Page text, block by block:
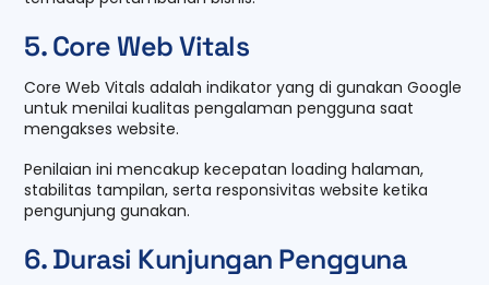
5. Core Web Vitals
Core Web Vitals adalah indikator yang di gunakan Google
untuk menilai kualitas pengalaman pengguna saat
mengakses website.
Penilaian ini mencakup kecepatan loading halaman,
stabilitas tampilan, serta responsivitas website ketika
pengunjung gunakan.
6. Durasi Kunjungan Pengguna